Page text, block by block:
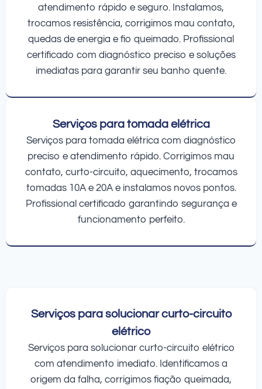
atendimento rápido e seguro. Instalamos,
trocamos resistência, corrigimos mau contato,
quedas de energia e fio queimado. Profissional
certificado com diagnóstico preciso e soluções
imediatas para garantir seu banho quente.
Serviços para tomada elétrica
Serviços para tomada elétrica com diagnóstico
preciso e atendimento rápido. Corrigimos mau
contato, curto-circuito, aquecimento, trocamos
tomadas 10A e 20A e instalamos novos pontos.
Profissional certificado garantindo segurança e
funcionamento perfeito.
Serviços para solucionar curto-circuito
elétrico
Serviços para solucionar curto-circuito elétrico
com atendimento imediato. Identificamos a
origem da falha, corrigimos fiação queimada,